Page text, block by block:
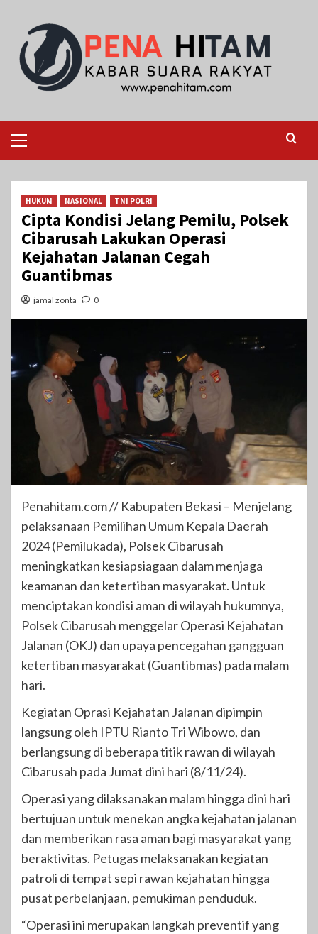
content
Menu
HUKUM NASIONAL TNI POLRI
Cipta Kondisi Jelang Pemilu, Polsek
Cibarusah Lakukan Operasi
Kejahatan Jalanan Cegah
Guantibmas
jamal zonta 0
Penahitam.com // Kabupaten Bekasi – Menjelang
pelaksanaan Pemilihan Umum Kepala Daerah
2024 (Pemilukada), Polsek Cibarusah
meningkatkan kesiapsiagaan dalam menjaga
keamanan dan ketertiban masyarakat. Untuk
menciptakan kondisi aman di wilayah hukumnya,
Polsek Cibarusah menggelar Operasi Kejahatan
Jalanan (OKJ) dan upaya pencegahan gangguan
ketertiban masyarakat (Guantibmas) pada malam
hari.
Kegiatan Oprasi Kejahatan Jalanan dipimpin
langsung oleh IPTU Rianto Tri Wibowo, dan
berlangsung di beberapa titik rawan di wilayah
Cibarusah pada Jumat dini hari (8/11/24).
Operasi yang dilaksanakan malam hingga dini hari
bertujuan untuk menekan angka kejahatan jalanan
dan memberikan rasa aman bagi masyarakat yang
beraktivitas. Petugas melaksanakan kegiatan
patroli di tempat sepi rawan kejahatan hingga
pusat perbelanjaan, pemukiman penduduk.
“Operasi ini merupakan langkah preventif yang